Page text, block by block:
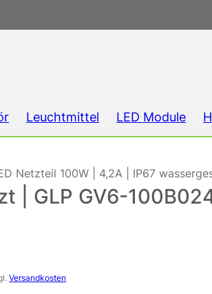
Leuchtmittel LED Module
Netzteil 100W | 4,2A | IP67
| GLP GV6-
Versandkosten